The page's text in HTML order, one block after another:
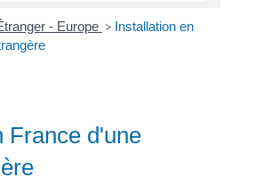
- Europe > Installation en
France d'une